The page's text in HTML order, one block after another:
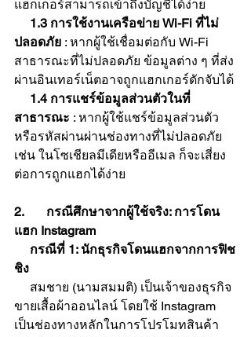
แฮกเกอร์สามารถเข้าถึงบัญชีได้ง่าย
1.3 การใช้งานเครือข่าย Wi-Fi ที่ไม่
ปลอดภัย : หากผู้ใช้เชื่อมต่อกับ Wi-Fi
สาธารณะที่ไม่ปลอดภัย ข้อมูลต่าง ๆ ที่ส่ง
ผ่านอินเทอร์เน็ตอาจถูกแฮกเกอร์ดักจับได้
1.4 การแชร์ข้อมูลส่วนตัวในที่
สาธารณะ : หากผู้ใช้แชร์ข้อมูลส่วนตัว
หรือรหัสผ่านผ่านช่องทางที่ไม่ปลอดภัย
เช่น ในโซเชียลมีเดียหรืออีเมล ก็จะเสี่ยง
ต่อการถูกแฮกได้ง่าย
2.       กรณีศึกษาจากผู้ใช้จริง: การโดน
แฮก Instagram
กรณีที่ 1: นักธุรกิจโดนแฮกจากการฟิช
ชิง
สมชาย (นามสมมติ) เป็นเจ้าของธุรกิจ
ขายเสื้อผ้าออนไลน์ โดยใช้ Instagram
เป็นช่องทางหลักในการโปรโมทสินค้า